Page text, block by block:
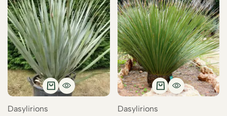
Dasylirions Dasylirions